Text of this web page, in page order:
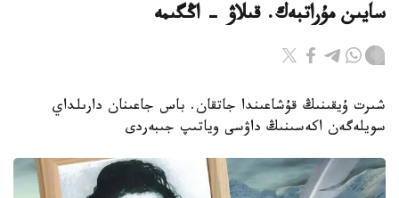
سايىن مۇراتبەك. قىلاۋ - اڭگىمە
شىرت ۇيقىنىڭ قۇشاعىندا جاتقان. باس جاعىنان دارىلداي
سويلەگەن اكەسىنىڭ داۋسى وياتىپ جىبەردى